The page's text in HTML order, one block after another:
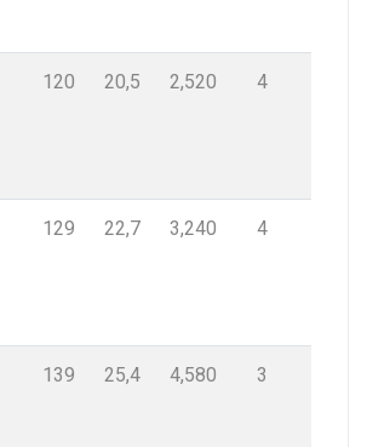
120 20,5 2,520 4
129 22,7 3,240 4
139 25,4 4,580 3